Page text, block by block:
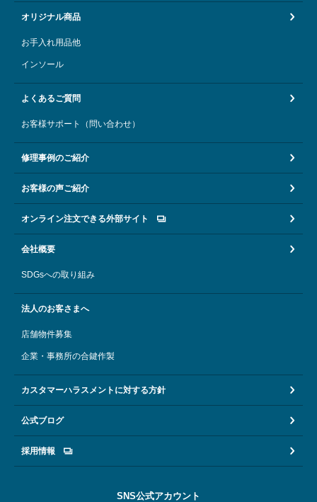
オリジナル商品
お手入れ用品他
インソール
よくあるご質問
お客様サポート（問い合わせ）
修理事例のご紹介
お客様の声ご紹介
オンライン注文できる外部サイト
会社概要
SDGsへの取り組み
法人のお客さまへ
店舗物件募集
企業・事務所の合鍵作製
カスタマーハラスメントに対する方針
公式ブログ
採用情報
SNS公式アカウント